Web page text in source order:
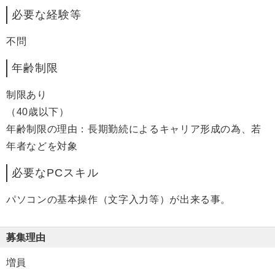
必要な経験等
不問
年齢制限
制限あり
（40歳以下）
年齢制限の理由：長期勤続によるキャリア形成の為、若
年者などを対象
必要なPCスキル
パソコンの基本操作（文字入力等）が出来る事。
募集理由
増員